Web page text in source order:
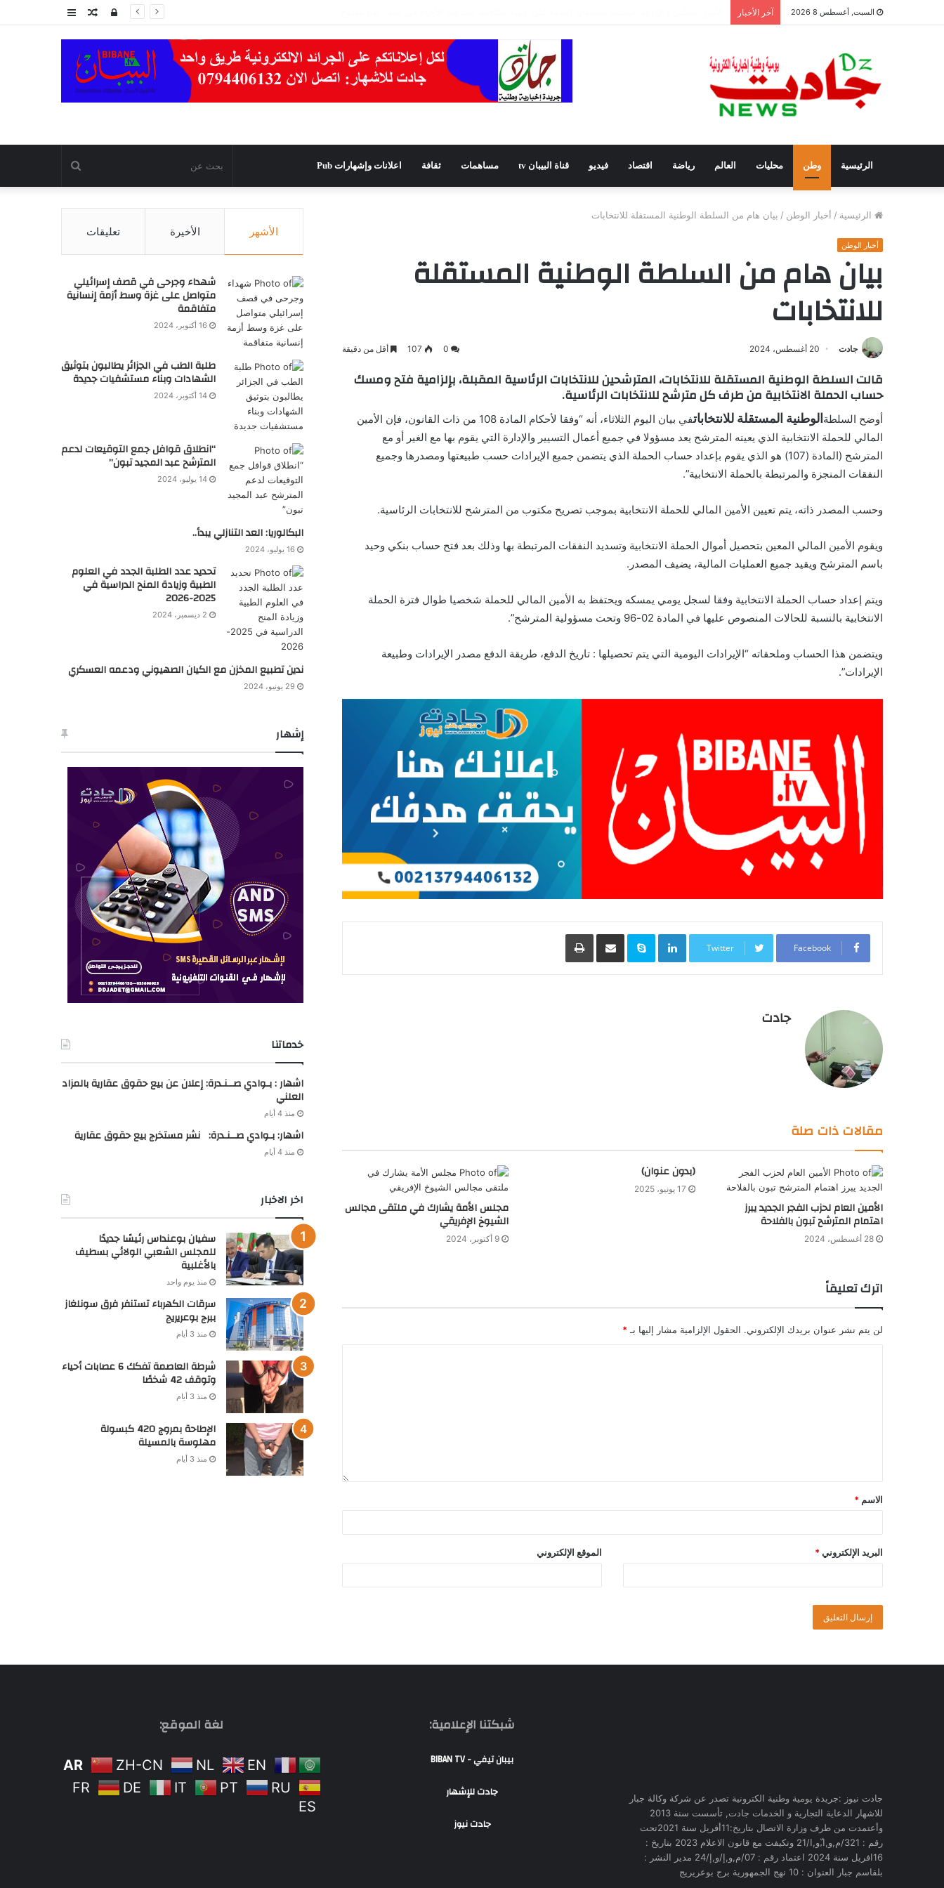
السبت, أغسطس 8 2026 آخر الأخبار عمودمقالتسجيل
الرئيسية وطن محليات العالم رياضة اقتصاد فيديو قناة البيبان tv مساهمات ثقافة اعلانات وإشهارات Pub بحث
عن
الرئيسية / أخبار الوطن / بيان هام من السلطة الوطنية المستقلة للانتخابات
أخبار الوطن
بيان هام من السلطة الوطنية المستقلة
للانتخابات
جادت 20 أغسطس، 2024 0
107 أقل من دقيقة
قالت السلطة الوطنية المستقلة للانتخابات، المترشحين للانتخابات الرئاسية المقبلة، بإلزامية فتح ومسك
حساب الحملة الانتخابية من طرف كل مترشح للانتخابات الرئاسية.
أوضح السلطةالوطنية المستقلة للانتخابات
في بيان اليوم الثلاثاء، أنه “وفقا لأحكام المادة 108 من ذات القانون، فإن الأمين
المالي للحملة الانتخابية الذي يعينه المترشح يعد مسؤولا في جميع أعمال التسيير والإدارة التي يقوم بها مع الغير أو مع
المترشح (المادة (107) هو الذي يقوم بإعداد حساب الحملة الذي يتضمن جميع الإيرادات حسب طبيعتها ومصدرها وجميع
النفقات المنجزة والمرتبطة بالحملة الانتخابية”.
وحسب المصدر ذاته، يتم تعيين الأمين المالي للحملة الانتخابية بموجب تصريح مكتوب من المترشح للانتخابات الرئاسية.
ويقوم الأمين المالي المعين بتحصيل أموال الحملة الانتخابية وتسديد النفقات المرتبطة بها وذلك بعد فتح حساب بنكي وحيد
باسم المترشح ويقيد جميع العمليات المالية، يضيف المصدر.
ويتم إعداد حساب الحملة الانتخابية وفقا لسجل يومي يمسكه ويحتفظ به الأمين المالي للحملة شخصيا طوال فترة الحملة
الانتخابية بالنسبة للحالات المنصوص عليها في المادة 02-96 وتحت مسؤولية المترشح”.
ويتضمن هذا الحساب وملحقاته “الإيرادات اليومية التي يتم تحصيلها : تاريخ الدفع، طريقة الدفع مصدر الإيرادات وطبيعة
الإيرادات”.
Facebook
Twitter
LinkedIn
Skype مشاركة عبر البريد طباعة
جادت
مقالات ذات صلة
الأمين العام لحزب الفجر الجديد يبرز
اهتمام المترشح تبون بالفلاحة
28 أغسطس، 2024
(بدون عنوان)
17 يونيو، 2025
مجلس الأمة يشارك في ملتقى مجالس
الشيوخ الإفريقي
9 أكتوبر، 2024
اترك تعليقاً
لن يتم نشر عنوان بريدك الإلكتروني. الحقول الإلزامية مشار إليها بـ *
الاسم *
البريد الإلكتروني * الموقع الإلكتروني
الأشهر الأخيرة تعليقات
شهداء وجرحى في قصف إسرائيلي
متواصل على غزة وسط أزمة إنسانية
متفاقمة
16 أكتوبر، 2024
طلبة الطب في الجزائر يطالبون بتوثيق
الشهادات وبناء مستشفيات جديدة
14 أكتوبر، 2024
“انطلاق قوافل جمع التوقيعات لدعم
المترشح عبد المجيد تبون”
14 يوليو، 2024
البكالوريا: العد التنازلي يبدأ..
16 يوليو، 2024
تحديد عدد الطلبة الجدد في العلوم
الطبية وزيادة المنح الدراسية في
2025-2026
2 ديسمبر، 2024
ندين تطبيع المخزن مع الكيان الصهيوني ودعمه العسكري
29 يونيو، 2024
إشهار
خدماتنا
اشهار : بـوادي صــنـدرة: إعلان عن بيع حقوق عقارية بالمزاد
العلني
منذ 4 أيام
اشهار: بـوادي صــنـدرة: نشر مستخرج بيع حقوق عقارية
منذ 4 أيام
اخر الاخبار
سفيان بوعنداس رئيسًا جديدًا
للمجلس الشعبي الولائي بسطيف
بالأغلبية
منذ يوم واحد
سرقات الكهرباء تستنفر فرق سونلغاز
ببرج بوعريريج
منذ 3 أيام
شرطة العاصمة تفكك 6 عصابات أحياء
وتوقف 42 شخصًا
منذ 3 أيام
الإطاحة بمروج 420 كبسولة
مهلوسة بالمسيلة
منذ 3 أيام
جادت نيوز :جريدة يومية وطنية الكترونية تصدر عن شركة وكالة جبار
للاشهار الدعاية التجارية و الخدمات جادت, تأسست سنة 2013
وأعتمدت من طرف وزارة الاتصال بتاريخ:11أفريل سنة 2021تحت
رقم : 321/م,و,ا,ّو,ا/21 وتكيفت مع قانون الاعلام 2023 بتاريخ :
16افريل سنة 2024 اعتماد رقم : 07/م,و,إ/و,إ/24 مدير النشر :
بلقاسم جبار العنوان : 10 نهج الجمهورية برج بوعريريج
شبكتنا الإعلامية:
بيبان تيفي - BIBAN TV
جادت للإشهار
جادت نيوز
لغة الموقع:
AR ZH-CN NL
EN
FR
DE IT PT
RU
ES